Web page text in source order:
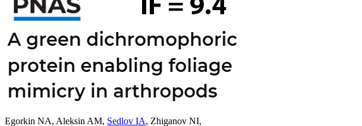
Egorkin NA, Aleksin AM, Sedlov IA, Zhiganov NI,